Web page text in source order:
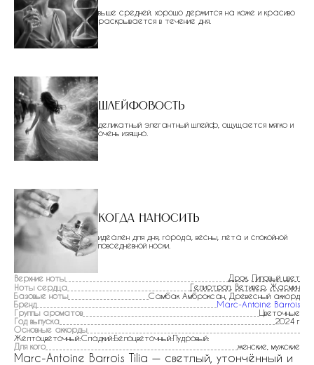
выше средней. хорошо держится на коже и красиво
раскрывается в течение дня.
Шлейфовость
деликатный элегантный шлейф, ощущается мягко и
очень изящно.
Когда наносить
идеален для дня, города, весны, лета и спокойной
повседневной носки.
Верхние ноты Дрок Липовый цвет
Ноты сердца
Гелиотроп Ветивер Жасмин
Базовые ноты
Самбак Амброксан, Древесный аккорд
Бренд
Marc-Antoine Barrois
Группы ароматов
Цветочные
Год выпуска
2024 г
Основные аккорды
Желтоцветочный:Сладкий:Белоцветочный:Пудровый:
Для кого
женские, мужские
Marc-Antoine Barrois Tilia — светлый, утончённый и